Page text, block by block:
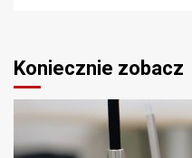
Koniecznie zobacz